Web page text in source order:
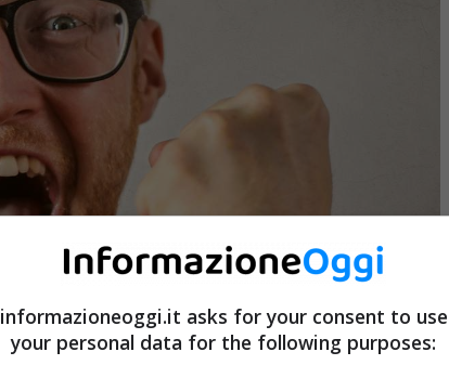
informazioneoggi.it asks for your consent to use
your personal data for the following purposes: